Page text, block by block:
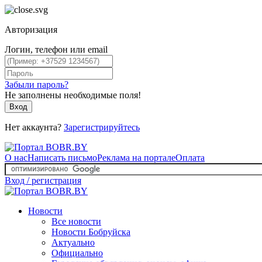
Авторизация
Логин, телефон или email
Забыли пароль?
Не заполнены необходимые поля!
Вход
Нет аккаунта? Зарегистрируйтесь
О насНаписать письмоРеклама на порталеОплата
Вход / регистрация
Новости
Все новости
Новости Бобруйска
Актуально
Официально